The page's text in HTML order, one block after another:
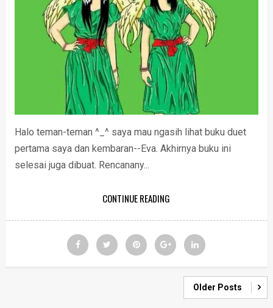
Halo teman-teman ^_^ saya mau ngasih lihat buku duet
pertama saya dan kembaran--Eva. Akhirnya buku ini
selesai juga dibuat. Rencanany...
CONTINUE READING
Older Posts